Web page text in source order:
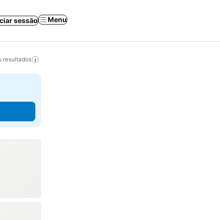
sessão Menu
resultados